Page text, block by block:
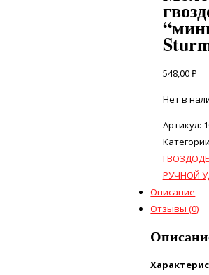
548,00₽
Нет в
Артикул:
РУЧНОЙ
Описание
Отзывы (0)